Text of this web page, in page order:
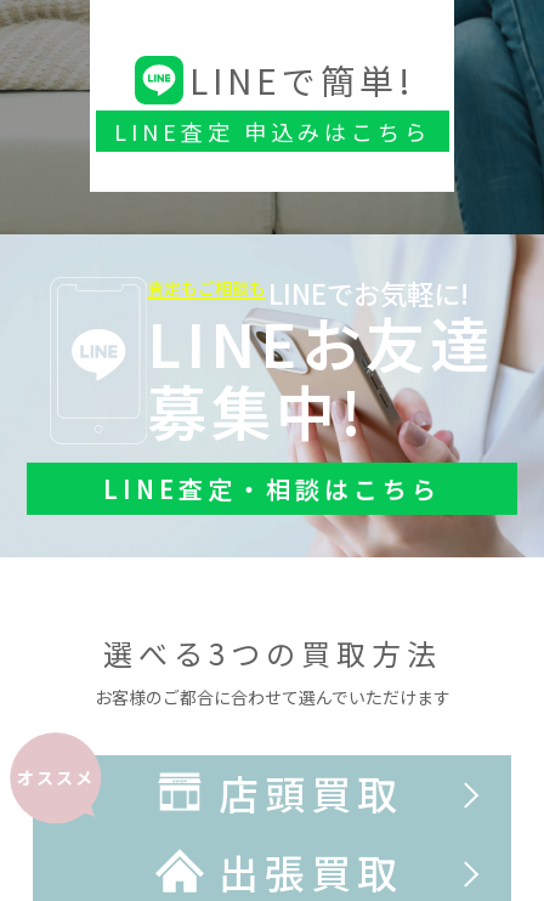
LINEで簡単!
LINE査定 申込みはこちら
査定もご相談も LINEでお気軽に!
LINEお友達
募集中!
LINE査定・相談はこちら
選べる3つの買取方法
お客様のご都合に合わせて選んでいただけます
オススメ
店頭買取
出張買取